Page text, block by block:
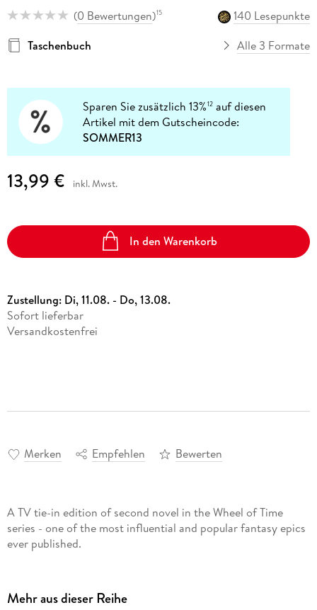
(0 Bewertungen)15
140 Lesepunkte
Taschenbuch
Alle 3 Formate
Sparen Sie zusätzlich 13%12 auf diesen
Artikel mit dem Gutscheincode:
SOMMER13
13,99 € inkl. Mwst.
In den Warenkorb
Zustellung: Di, 11.08. - Do, 13.08.
Sofort lieferbar
Versandkostenfrei
Merken Empfehlen Bewerten
A TV tie-in edition of second novel in the Wheel of Time
series - one of the most influential and popular fantasy epics
ever published.
Mehr aus dieser Reihe